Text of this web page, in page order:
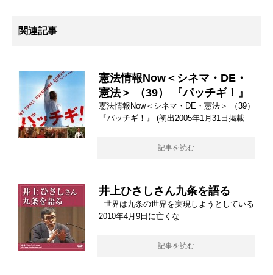
関連記事
憲法情報Now＜シネマ・DE・
憲法＞ （39） 『パッチギ！』
憲法情報Now＜シネマ・DE・憲法＞ （39）
『パッチギ！』 (初出2005年1月31日掲載
記事を読む
井上ひさしさん九条を語る
世界は九条の世界を実現しようとしている
2010年4月9日に亡くな
記事を読む